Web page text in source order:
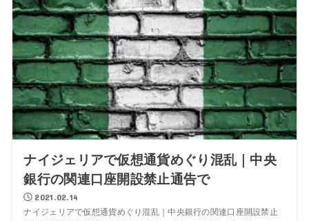
ナイジェリアで仮想通貨めぐり混乱｜中央
銀行の関連口座開設禁止通告で
2021.02.14
ナイジェリアで仮想通貨めぐり混乱｜中央銀行の関連口座開設禁止